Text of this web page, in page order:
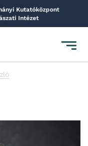
Kutatóközpont
Intézet
Toggle